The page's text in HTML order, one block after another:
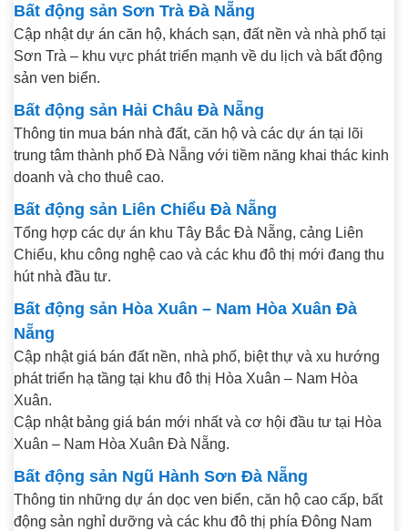
Bất động sản Sơn Trà Đà Nẵng
Cập nhật dự án căn hộ, khách sạn, đất nền và nhà phố tại
Sơn Trà – khu vực phát triển mạnh về du lịch và bất động
sản ven biển.
Bất động sản Hải Châu Đà Nẵng
Thông tin mua bán nhà đất, căn hộ và các dự án tại lõi
trung tâm thành phố Đà Nẵng với tiềm năng khai thác kinh
doanh và cho thuê cao.
Bất động sản Liên Chiểu Đà Nẵng
Tổng hợp các dự án khu Tây Bắc Đà Nẵng, cảng Liên
Chiểu, khu công nghệ cao và các khu đô thị mới đang thu
hút nhà đầu tư.
Bất động sản Hòa Xuân – Nam Hòa Xuân Đà
Nẵng
Cập nhật giá bán đất nền, nhà phố, biệt thự và xu hướng
phát triển hạ tầng tại khu đô thị Hòa Xuân – Nam Hòa
Xuân.
Cập nhật bảng giá bán mới nhất và cơ hội đầu tư tại Hòa
Xuân – Nam Hòa Xuân Đà Nẵng.
Bất động sản Ngũ Hành Sơn Đà Nẵng
Thông tin những dự án dọc ven biển, căn hộ cao cấp, bất
động sản nghỉ dưỡng và các khu đô thị phía Đông Nam